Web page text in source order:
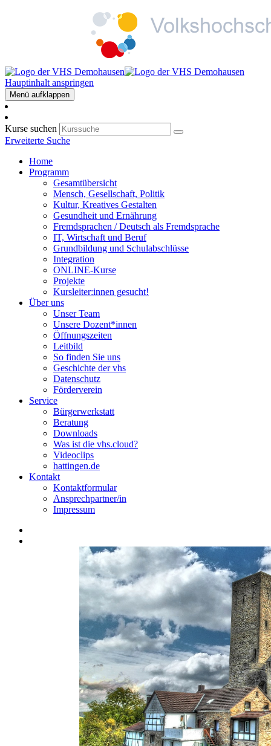
Hauptinhalt anspringen
Menü aufklappen
Kurse suchen
Erweiterte Suche
Home
Programm
Gesamtübersicht
Mensch, Gesellschaft, Politik
Kultur, Kreatives Gestalten
Gesundheit und Ernährung
Fremdsprachen / Deutsch als Fremdsprache
IT, Wirtschaft und Beruf
Grundbildung und Schulabschlüsse
Integration
ONLINE-Kurse
Projekte
Kursleiter:innen gesucht!
Über uns
Unser Team
Unsere Dozent*innen
Öffnungszeiten
Leitbild
So finden Sie uns
Geschichte der vhs
Datenschutz
Förderverein
Service
Bürgerwerkstatt
Beratung
Downloads
Was ist die vhs.cloud?
Videoclips
hattingen.de
Kontakt
Kontaktformular
Ansprechpartner/in
Impressum